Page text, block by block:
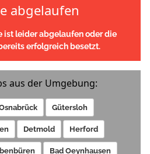
abgelaufen
ist leider abgelaufen oder die
erfolgreich besetzt.
aus der Umgebung:
Gütersloh
Detmold Herford
Bad Oeynhausen